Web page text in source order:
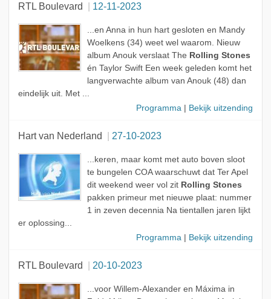
RTL Boulevard 12-11-2023
...en Anna in hun hart gesloten en Mandy
Woelkens (34) weet wel waarom. Nieuw
album Anouk verslaat The Rolling Stones
én Taylor Swift Een week geleden komt het
langverwachte album van Anouk (48) dan
eindelijk uit. Met ...
Programma
Bekijk uitzending
Hart van Nederland 27-10-2023
...keren, maar komt met auto boven sloot
te bungelen COA waarschuwt dat Ter Apel
dit weekend weer vol zit Rolling Stones
pakken primeur met nieuwe plaat: nummer
1 in zeven decennia Na tientallen jaren lijkt
er oplossing...
Programma
Bekijk uitzending
RTL Boulevard 20-10-2023
...voor Willem-Alexander en Máxima in